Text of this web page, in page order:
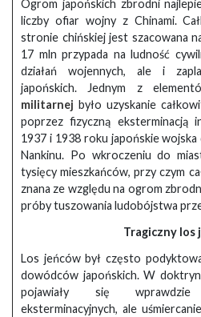
Ogrom japońskich zbrodni
liczby ofiar wojny z Chinami.
stronie chińskiej jest szacowana
17 mln przypada na ludność
działań wojennych, ale i
japońskich. Jednym z
militarnej było uzyskanie
poprzez fizyczną eksterminacją
1937 i 1938 roku japońskie wojska
Nankinu. Po wkroczeniu do
tysięcy mieszkańców, przy czym
znana ze względu na ogrom
próby tuszowania ludobójstwa
Tragiczny los
Los jeńców był często
dowódców japońskich. W
pojawiały się
eksterminacyjnych, ale